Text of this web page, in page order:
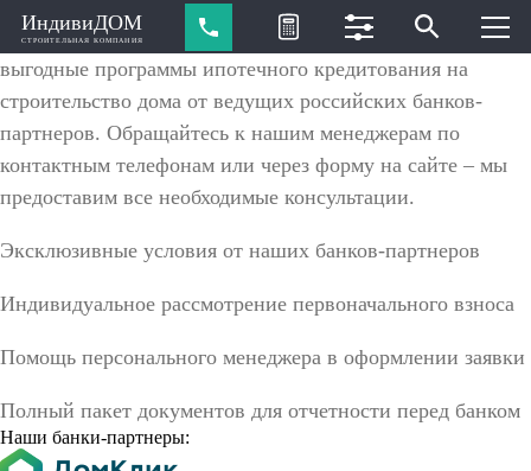
Программы ипотечного кредитования от банков-партнеров
Компания ИндивиДОМ» предлагает своим клиентам
выгодные программы ипотечного кредитования на
строительство дома от ведущих российских банков-
партнеров. Обращайтесь к нашим менеджерам по
контактным телефонам или через форму на сайте – мы
предоставим все необходимые консультации.
Эксклюзивные условия от наших банков-партнеров
Индивидуальное рассмотрение первоначального взноса
Помощь персонального менеджера в оформлении заявки
Полный пакет документов для отчетности перед банком
Наши банки-партнеры:
ИндивиДОМ
СТРОИТЕЛЬНАЯ КОМПАНИЯ